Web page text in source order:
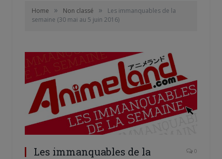
Home » Non classé »
Les immanquables de la
semaine (30 mai au 5 juin 2016)
Les immanquables de la
0